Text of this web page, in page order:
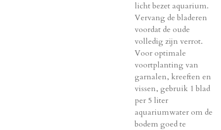
licht bezet aquarium.
Vervang de bladeren
voordat de oude
volledig zijn verrot.
Voor optimale
voortplanting van
garnalen, kreeften en
vissen, gebruik 1 blad
per 5 liter
aquariumwater om de
bodem goed te